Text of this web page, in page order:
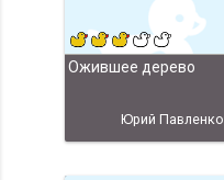
Ожившее дерево
Юрий Павленко